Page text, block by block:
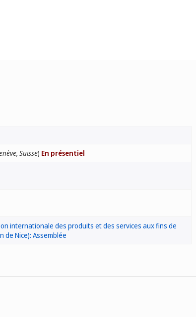
Suisse) En présentiel
internationale des produits et des services aux fins de
de Nice): Assemblée